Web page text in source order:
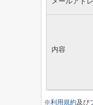
内容
※利用規約及び